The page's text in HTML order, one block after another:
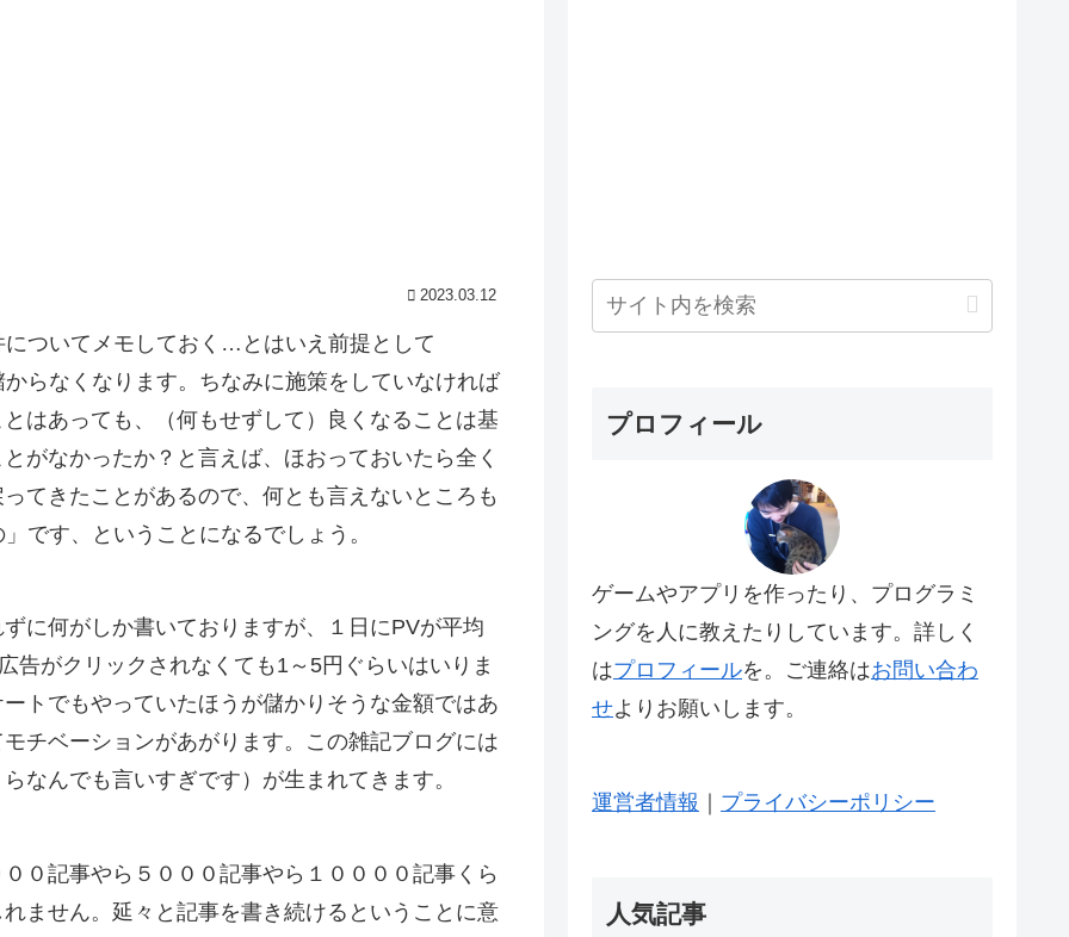
2023.03.12
ついてメモしておく…とはいえ前提として
らなくなります。ちなみに施策をしていなければ
はあっても、（何もせずして）良くなることは基
がなかったか？と言えば、ほおっておいたら全く
てきたことがあるので、何とも言えないところも
です、ということになるでしょう。
に何がしか書いておりますが、１日にPVが平均
告がクリックされなくても1～5円ぐらいはいりま
トでもやっていたほうが儲かりそうな金額ではあ
チベーションがあがります。この雑記ブログには
なんでも言いすぎです）が生まれてきます。
０記事やら５０００記事やら１００００記事くら
ません。延々と記事を書き続けるということに意
プロフィール
ゲームやアプリを作ったり、プログラミ
ングを人に教えたりしています。詳しく
はプロフィールを。ご連絡はお問い合わ
せよりお願いします。
運営者情報 プライバシーポリシー
人気記事